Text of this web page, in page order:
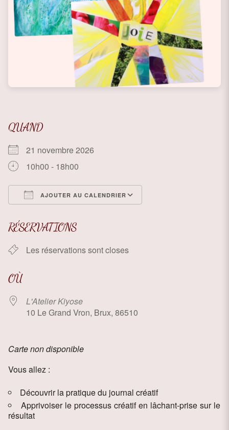
QUAND
21 novembre 2026
10h00 - 18h00
AJOUTER AU CALENDRIER
RÉSERVATIONS
Les réservations sont closes
OÙ
L'Atelier Kiyose
10 Le Grand Vron, Brux, 86510
Carte non disponible
Vous allez :
Découvrir la pratique du journal créatif
Apprivoiser le processus créatif en lâchant-prise sur le
résultat